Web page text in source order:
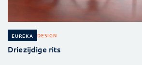
EUREKA DESIGN
Driezijdige rits